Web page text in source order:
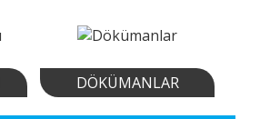
DÖKÜMANLAR